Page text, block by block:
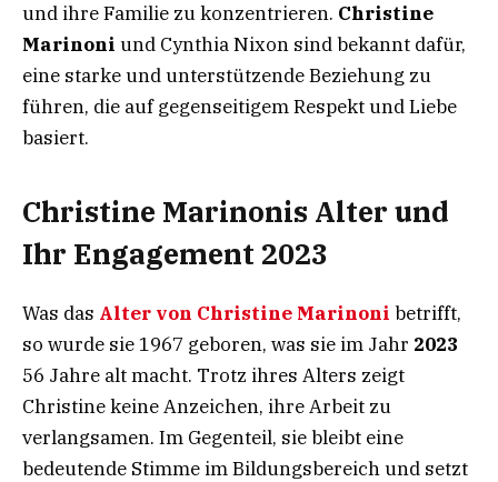
und ihre Familie zu konzentrieren. Christine
Marinoni und Cynthia Nixon sind bekannt dafür,
eine starke und unterstützende Beziehung zu
führen, die auf gegenseitigem Respekt und Liebe
basiert.
Christine Marinonis Alter und
Ihr Engagement 2023
Was das Alter von Christine Marinoni betrifft,
so wurde sie 1967 geboren, was sie im Jahr 2023
56 Jahre alt macht. Trotz ihres Alters zeigt
Christine keine Anzeichen, ihre Arbeit zu
verlangsamen. Im Gegenteil, sie bleibt eine
bedeutende Stimme im Bildungsbereich und setzt